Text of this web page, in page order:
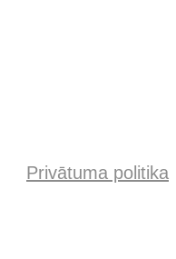
Privātuma politika